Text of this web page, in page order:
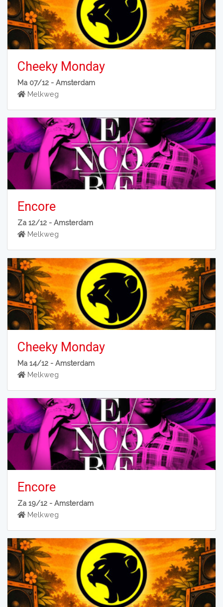
Cheeky Monday
Ma 07/12 -Amsterdam
Melkweg
Encore
Za 12/12 -Amsterdam
Melkweg
Cheeky Monday
Ma 14/12 -Amsterdam
Melkweg
Encore
Za 19/12 -Amsterdam
Melkweg